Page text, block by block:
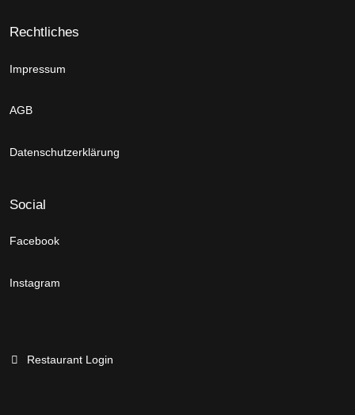
Rechtliches
Impressum
AGB
Datenschutzerklärung
Social
Facebook
Instagram
Restaurant Login